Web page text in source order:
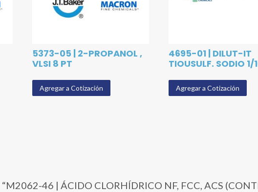
5373-05 | 2-PROPANOL ,
VLSI 8 PT
Agregar a Cotización
4695-01 | DILUT-IT
TIOUSULF. SODIO 1/
Agregar a Cotización
46 | ÁCIDO CLORHÍDRICO NF, FCC, ACS